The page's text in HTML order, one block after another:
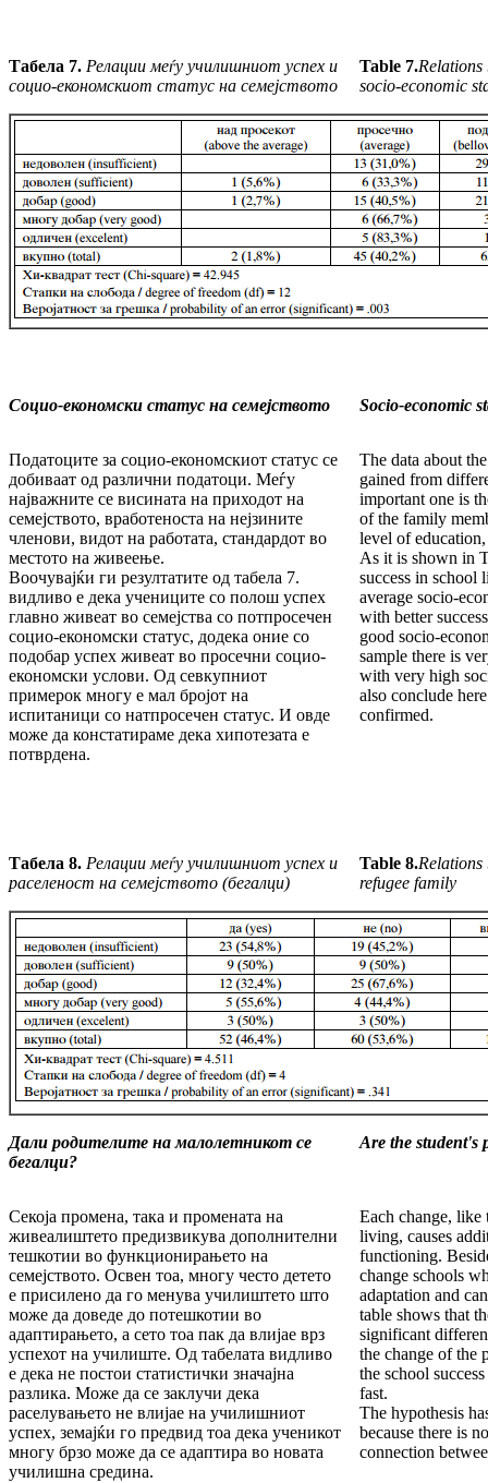
Табела 7. Релации меѓу училишниот успех и
социо-економскиот статус на семејството
Table 7.Relations
socio-economic
Социо-економски статус на семејството Socio-economic
Податоците за социо-економскиот статус се
добиваат од различни податоци. Меѓу
најважните се висината на приходот на
семејството, вработеноста на нејзините
членови, видот на работата, стандардот во
местото на живеење.
Воочувајќи ги резултатите од табела 7.
видливо е дека учениците со полош успех
главно живеат во семејства со потпросечен
социо-економски статус, додека оние со
подобар успех живеат во просечни социо-
економски услови. Од севкупниот
примерок многу е мал бројот на
испитаници со натпросечен статус. И овде
може да констатираме дека хипотезата е
потврдена.
The data about
gained from
important one is
of the family
level of
As it is shown in
success in school
average socio-
with better
good socio-
sample there is
with very high
also conclude
confirmed.
Табела 8. Релации меѓу училишниот успех и
раселеност на семејството (бегалци)
Table 8.Relations
refugee family
Дали родителите на малолетникот се
бегалци?
Are the student's
Секоја промена, така и промената на
живеалиштето предизвикува дополнителни
тешкотии во функционирањето на
семејството. Освен тоа, многу често детето
е присилено да го менува училиштето што
може да доведе до потешкотии во
адаптирањето, а сето тоа пак да влијае врз
успехот на училиште. Од табелата видливо
е дека не постои статистички значајна
разлика. Може да се заклучи дека
раселувањето не влијае на училишниот
успех, земајќи го предвид тоа дека ученикот
многу брзо може да се адаптира во новата
училишна средина.
Each change, like
living, causes
functioning.
change schools
adaptation and
table shows that
significant
the change of the
the school
fast.
The hypothesis
because there is
connection